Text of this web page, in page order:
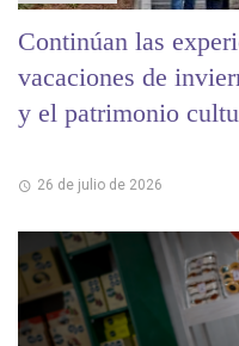
Continúan las
vacaciones de
y el patrimonio
26 de julio de 2026